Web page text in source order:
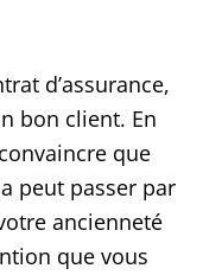
d’assurance,
bon client. En
que
peut passer par
ancienneté
que vous